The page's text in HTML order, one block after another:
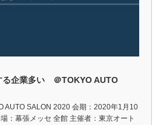
企業多い ＠TOKYO AUTO
AUTO SALON 2020 会期：2020年1月10
：幕張メッセ 全館 主催者：東京オート